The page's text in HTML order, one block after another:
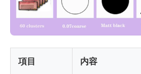
項目 内容